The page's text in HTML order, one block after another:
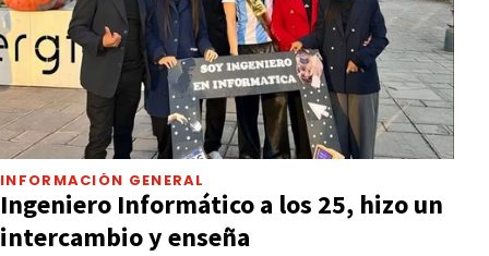
INFORMACIÓN GENERAL
Ingeniero Informático a los 25, hizo un
intercambio y enseña